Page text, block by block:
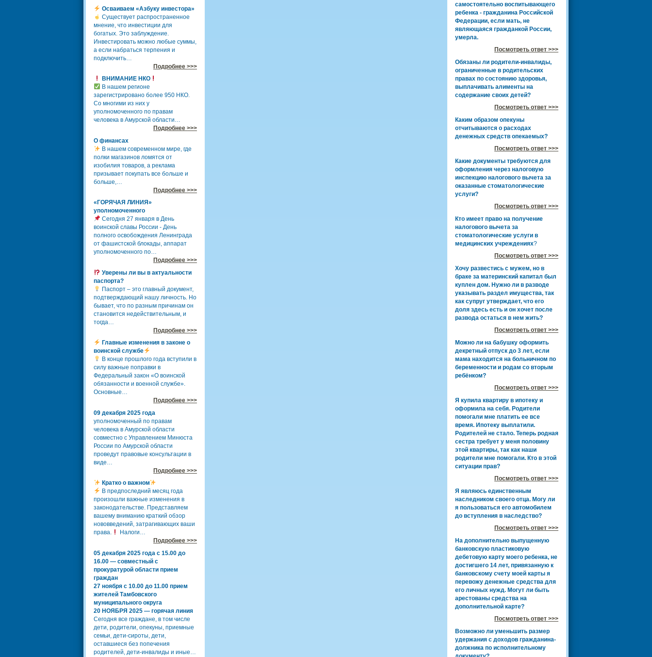
Осваиваем «Азбуку инвестора»
Существует распространенное
мнение, что инвестиции для
богатых. Это заблуждение.
Инвестировать можно любые суммы,
а если набраться терпения и
подключить…
Подробнее >>>
ВНИМАНИЕ НКО
В нашем регионе
зарегистрировано более 950 НКО.
Со многими из них у
уполномоченного по правам
человека в Амурской области…
Подробнее >>>
О финансах
В нашем современном мире, где
полки магазинов ломятся от
изобилия товаров, а реклама
призывает покупать все больше и
больше,…
Подробнее >>>
«ГОРЯЧАЯ ЛИНИЯ»
уполномоченного
Сегодня 27 января в День
воинской славы России - День
полного освобождения Ленинграда
от фашистской блокады, аппарат
уполномоченного по…
Подробнее >>>
Уверены ли вы в актуальности
паспорта?
Паспорт – это главный документ,
подтверждающий нашу личность. Но
бывает, что по разным причинам он
становится недействительным, и
тогда…
Подробнее >>>
Главные изменения в законе о
воинской службе
В конце прошлого года вступили в
силу важные поправки в
Федеральный закон «О воинской
обязанности и военной службе».
Основные…
Подробнее >>>
09 декабря 2025 года
уполномоченный по правам
человека в Амурской области
совместно с Управлением Минюста
России по Амурской области
проведут правовые консультации в
виде…
Подробнее >>>
Кратко о важном
В предпоследний месяц года
произошли важные изменения в
законодательстве. Представляем
вашему вниманию краткий обзор
нововведений, затрагивающих ваши
права.
Налоги…
Подробнее >>>
05 декабря 2025 года с 15.00 до
16.00 — совместный с
прокуратурой области прием
граждан
27 ноября с 10.00 до 11.00 прием
жителей Тамбовского
муниципального округа
20 НОЯБРЯ 2025 — горячая линия
Сегодня все граждане, в том числе
дети, родители, опекуны, приемные
семьи, дети-сироты, дети,
оставшиеся без попечения
родителей, дети-инвалиды и иные…
самостоятельно воспитывающего
ребенка - гражданина Российской
Федерации, если мать, не
являющаяся гражданкой России,
умерла.
Посмотреть ответ >>>
Обязаны ли родители-инвалиды,
ограниченные в родительских
правах по состоянию здоровья,
выплачивать алименты на
содержание своих детей?
Посмотреть ответ >>>
Каким образом опекуны
отчитываются о расходах
денежных средств опекаемых?
Посмотреть ответ >>>
Какие документы требуются для
оформления через налоговую
инспекцию налогового вычета за
оказанные стоматологические
услуги?
Посмотреть ответ >>>
Кто имеет право на получение
налогового вычета за
стоматологические услуги в
медицинских учреждениях?
Посмотреть ответ >>>
Хочу развестись с мужем, но в
браке за материнский капитал был
куплен дом. Нужно ли в разводе
указывать раздел имущества, так
как супруг утверждает, что его
доля здесь есть и он хочет после
развода остаться в нем жить?
Посмотреть ответ >>>
Можно ли на бабушку оформить
декретный отпуск до 3 лет, если
мама находится на больничном по
беременности и родам со вторым
ребёнком?
Посмотреть ответ >>>
Я купила квартиру в ипотеку и
оформила на себя. Родители
помогали мне платить ее все
время. Ипотеку выплатили.
Родителей не стало. Теперь родная
сестра требует у меня половину
этой квартиры, так как наши
родители мне помогали. Кто в этой
ситуации прав?
Посмотреть ответ >>>
Я являюсь единственным
наследником своего отца. Могу ли
я пользоваться его автомобилем
до вступления в наследство?
Посмотреть ответ >>>
На дополнительно выпущенную
банковскую пластиковую
дебетовую карту моего ребенка, не
достигшего 14 лет, привязанную к
банковскому счету моей карты я
перевожу денежные средства для
его личных нужд. Могут ли быть
арестованы средства на
дополнительной карте?
Посмотреть ответ >>>
Возможно ли уменьшить размер
удержания с доходов гражданина-
должника по исполнительному